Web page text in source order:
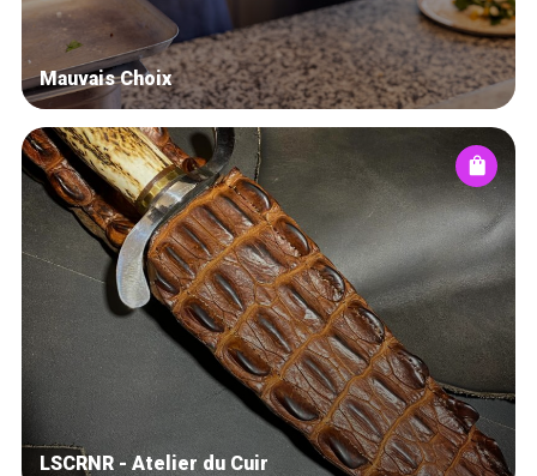
Mauvais Choix
LSCRNR - Atelier du Cuir